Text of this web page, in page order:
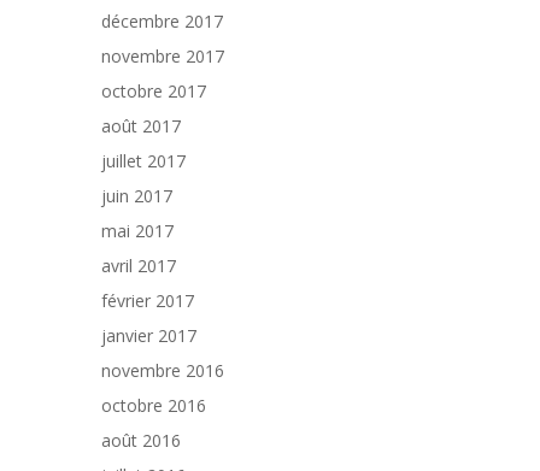
décembre 2017
novembre 2017
octobre 2017
août 2017
juillet 2017
juin 2017
mai 2017
avril 2017
février 2017
janvier 2017
novembre 2016
octobre 2016
août 2016